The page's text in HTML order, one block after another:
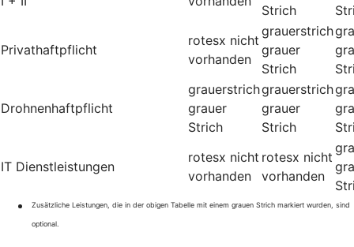
Strich
Privathaftpflicht
rotesx nicht
vorhanden
grauerstrich
grauer
Strich
Drohnenhaftpflicht
grauerstrich
grauer
Strich
grauerstrich
grauer
Strich
IT Dienstleistungen
rotesx nicht
vorhanden
rotesx nicht
vorhanden
Zusätzliche Leistungen, die in der obigen Tabelle mit einem grauen Strich markiert wurden, sind
optional.